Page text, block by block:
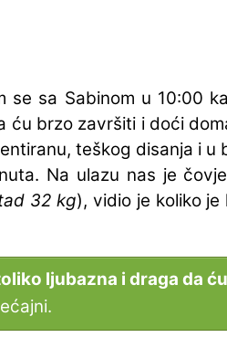
sa Sabinom u 10:00
brzo završiti i doći
teškog disanja i
Na ulazu nas je
32 kg), vidio je koliko
ljubazna i draga da